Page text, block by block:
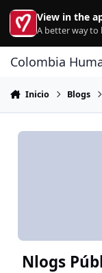
Ir al contenido
View in the
A better way to
Colombia
Inicio Blogs
Nlogs